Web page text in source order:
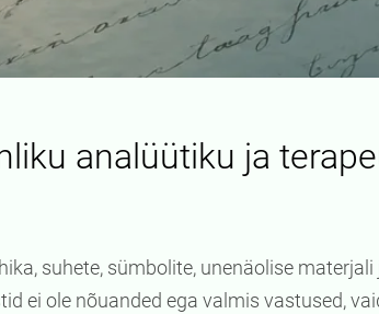
analüütiku ja
suhete, sümbolite, unenäolise
ei ole nõuanded ega valmis vastused,